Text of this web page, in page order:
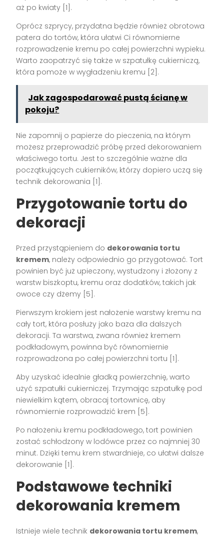
aż po kwiaty [1].
Oprócz szprycy, przydatna będzie również obrotowa
patera do tortów, która ułatwi Ci równomierne
rozprowadzenie kremu po całej powierzchni wypieku.
Warto zaopatrzyć się także w szpatułkę cukierniczą,
która pomoże w wygładzeniu kremu [2].
Jak zagospodarować pustą ścianę w
pokoju?
Nie zapomnij o papierze do pieczenia, na którym
możesz przeprowadzić próbę przed dekorowaniem
właściwego tortu. Jest to szczególnie ważne dla
początkujących cukierników, którzy dopiero uczą się
technik dekorowania [1].
Przygotowanie tortu do
dekoracji
Przed przystąpieniem do dekorowania tortu
kremem, należy odpowiednio go przygotować. Tort
powinien być już upieczony, wystudzony i złożony z
warstw biszkoptu, kremu oraz dodatków, takich jak
owoce czy dżemy [5].
Pierwszym krokiem jest nałożenie warstwy kremu na
cały tort, która posłuży jako baza dla dalszych
dekoracji. Ta warstwa, zwana również kremem
podkładowym, powinna być równomiernie
rozprowadzona po całej powierzchni tortu [1].
Aby uzyskać idealnie gładką powierzchnię, warto
użyć szpatułki cukierniczej. Trzymając szpatułkę pod
niewielkim kątem, obracaj tortownicę, aby
równomiernie rozprowadzić krem [5].
Po nałożeniu kremu podkładowego, tort powinien
zostać schłodzony w lodówce przez co najmniej 30
minut. Dzięki temu krem stwardnieje, co ułatwi dalsze
dekorowanie [1].
Podstawowe techniki
dekorowania kremem
Istnieje wiele technik dekorowania tortu kremem,